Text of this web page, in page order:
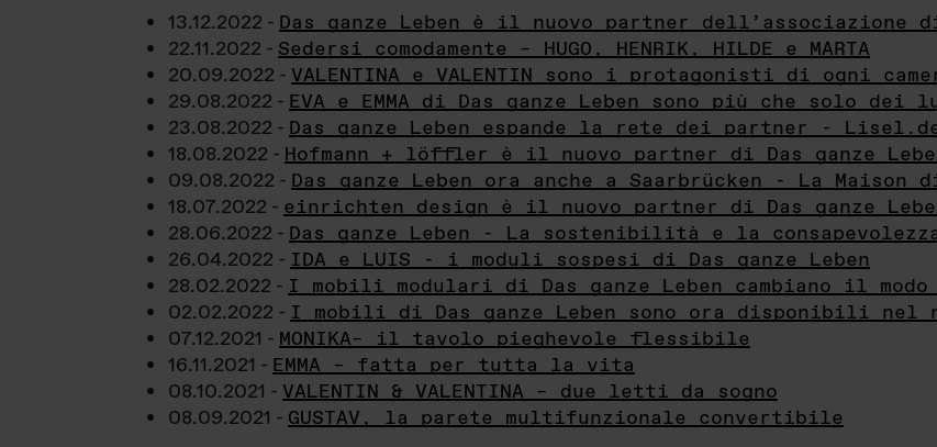
13.12.2022 - Das ganze Leben è il nuovo partner dell’associazione
22.11.2022 - Sedersi comodamente – HUGO, HENRIK, HILDE e MARTA
20.09.2022 - VALENTINA e VALENTIN sono i protagonisti di ogni
29.08.2022 - EVA e EMMA di Das ganze Leben sono più che solo dei
23.08.2022 - Das ganze Leben espande la rete dei partner -
18.08.2022 - Hofmann + löffler è il nuovo partner di Das ganze
09.08.2022 - Das ganze Leben ora anche a Saarbrücken - La Maison
18.07.2022 - einrichten design è il nuovo partner di Das ganze
28.06.2022 - Das ganze Leben - La sostenibilità e la
26.04.2022 - IDA e LUIS - i moduli sospesi di Das ganze Leben
28.02.2022 - I mobili modulari di Das ganze Leben cambiano il
02.02.2022 - I mobili di Das ganze Leben sono ora disponibili nel
07.12.2021 - MONIKA– il tavolo pieghevole flessibile
16.11.2021 - EMMA – fatta per tutta la vita
08.10.2021 - VALENTIN & VALENTINA – due letti da sogno
08.09.2021 - GUSTAV, la parete multifunzionale convertibile